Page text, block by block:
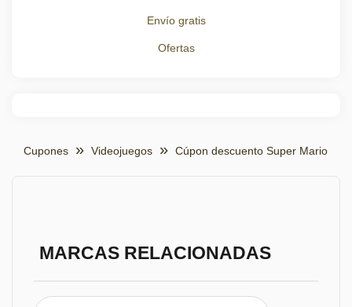
Envío gratis
Ofertas
Cupones Videojuegos Cúpon descuento Super Mario
MARCAS RELACIONADAS